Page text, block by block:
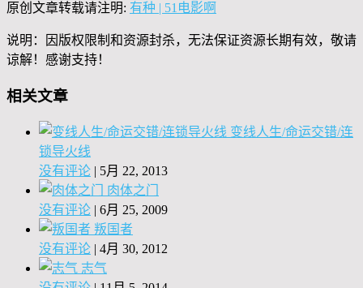
原创文章转载请注明: 有种 | 51电影啊
说明：因版权限制和资源封杀，无法保证资源长期有效，敬请
谅解！感谢支持！
相关文章
变线人生/命运交错/连
锁导火线
没有评论 | 5月 22, 2013
肉体之门
没有评论 | 6月 25, 2009
叛国者
没有评论 | 4月 30, 2012
志气